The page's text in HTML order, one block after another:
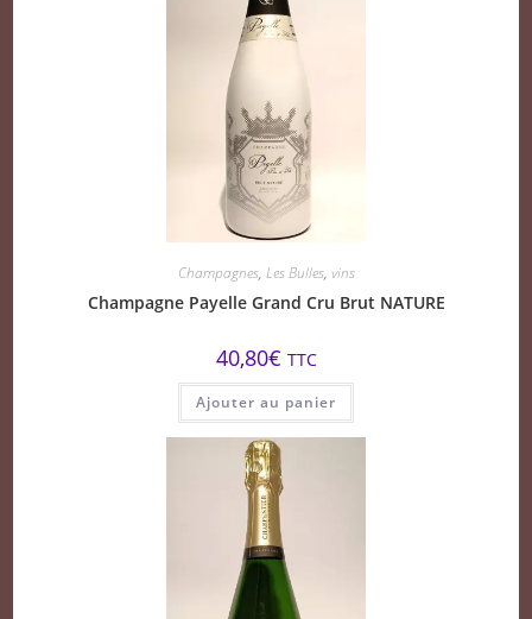
Champagnes, Les Bulles, vins
Champagne Payelle Grand Cru Brut NATURE
40,80€ TTC
Ajouter au panier